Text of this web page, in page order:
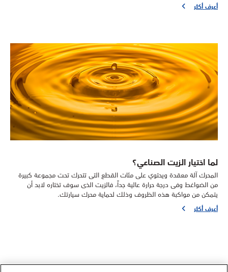
أعرف أكثر
لما اختيار الزيت الصناعي؟
المحرك آلة معقدة ويحتوي على مئات القطع التى تتحرك تحت مجموعة كبيرة
من الضواغط وفى درجة حرارة عالية جداً، فالزيت الذى سوف تختاره لابد أن
يتمكن من مواكبة هذه الظروف وذلك لحماية محرك سيارتك.
أعرف أكثر